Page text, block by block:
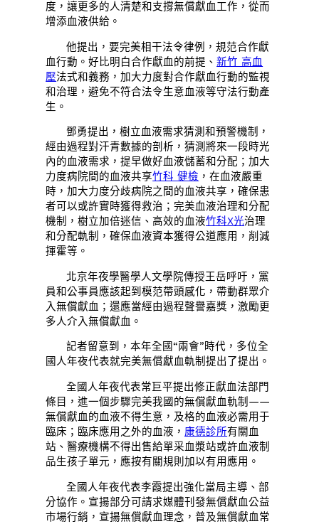
度，讓更多的人清楚和支撐無償獻血工作，從而
增添血液供給。
他提出，要完美相干法令律例，規范合作獻
血行動。好比明白合作獻血的前提、新竹 高血
壓法式和義務，加大力度對合作獻血行動的監視
和治理，避免不符合法令生意血液等守法行動產
生。
鄧勇提出，樹立血液需求猜測和預警機制，
經由過程對汗青數據的剖析，猜測將來一段時光
內的血液需求，提早做好血液儲蓄和分配；加大
力度病院間的血液共享竹科 健檢 ，在血液嚴重
時，加大力度分歧病院之間的血液共享，確保患
者可以或許實時獲得救治；完美血液治理和分配
機制，樹立加倍迷信、高效的血液竹科X光治理
和分配軌制，確保血液資本獲得公道應用，削減
揮霍等。
北京年夜學醫學人文學院傳授王岳呼吁，黨
員和公事員應該起到模范帶頭感化，帶動群眾介
入無償獻血；還應當經由過程聲譽嘉獎，激勵更
多人介入無償獻血。
記者留意到，本年全國“兩會”時代，多位全
國人年夜代表就完美無償獻血軌制提出了提出。
全國人年夜代表常巨平提出修正獻血法部門
條目，進一個步驟完美我國的無償獻血軌制——
無償獻血的血液不得生意，及格的血液必需用于
臨床；臨床應用之外的血液， 康德診所有關血
站、醫療機構不得出售給單采血漿站或許血液制
品生孩子單元，應按有關規則加以有用應用。
全國人年夜代表李霞提出強化當局主導、部
分協作。宣揚部分可請求媒體刊發無償獻血公益
市場行銷，宣揚無償獻血理念，普及無償獻血常